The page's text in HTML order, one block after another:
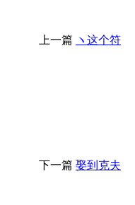
上一篇 ヽ这个符
下一篇 娶到克夫